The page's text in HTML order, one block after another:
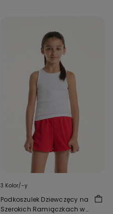
3 Kolor/-y
Podkoszulek Dziewczęcy na
Szerokich Ramiączkach w